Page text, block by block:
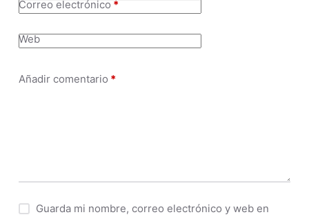
Correo electrónico*
Web
Añadir comentario *
Guarda mi nombre, correo electrónico y web en